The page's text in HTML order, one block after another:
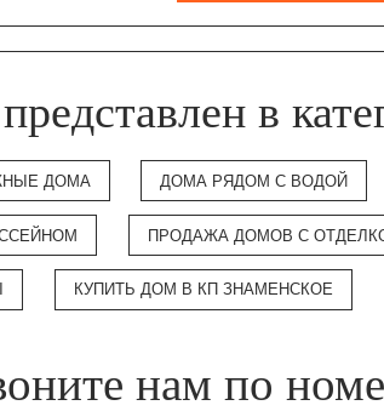
в
ДОМА ДОМА РЯДОМ С ВОДОЙ
ПРОДАЖА ДОМОВ С
КУПИТЬ ДОМ В КП ЗНАМЕНСКОЕ
нам по